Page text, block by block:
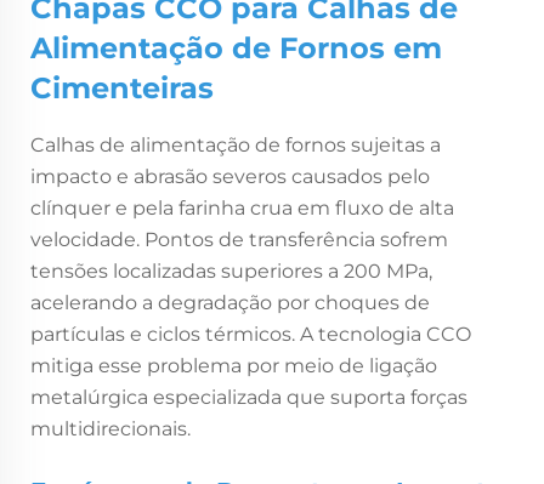
Chapas CCO para Calhas de
Alimentação de Fornos em
Cimenteiras
Calhas de alimentação de fornos sujeitas a
impacto e abrasão severos causados pelo
clínquer e pela farinha crua em fluxo de alta
velocidade. Pontos de transferência sofrem
tensões localizadas superiores a 200 MPa,
acelerando a degradação por choques de
partículas e ciclos térmicos. A tecnologia CCO
mitiga esse problema por meio de ligação
metalúrgica especializada que suporta forças
multidirecionais.